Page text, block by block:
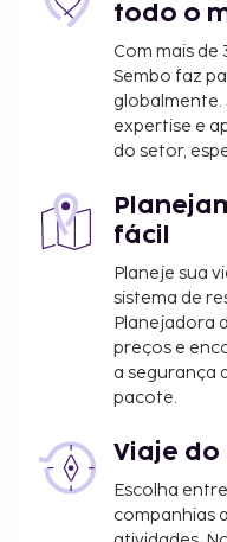
todo o
Com mais de
Sembo faz
globalmente.
expertise e
do setor,
fácil
Planeje sua
sistema de
Planejadora
preços e
a segurança
pacote.
Viaje do
Escolha
companhias